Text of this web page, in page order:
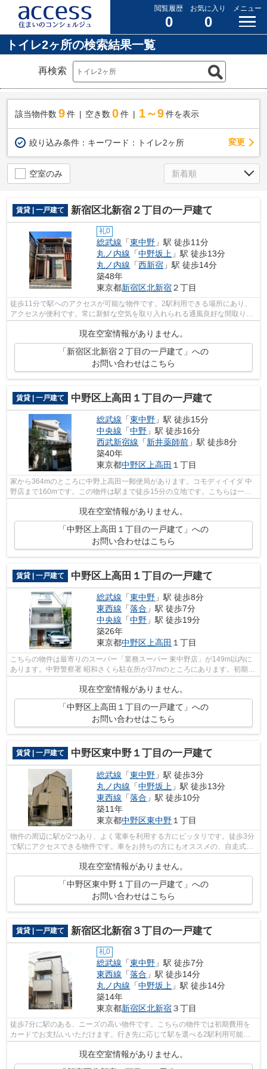
閲覧履歴
0
お気に入り
0
メニュー
トイレ2ヶ所の検索結果一覧
再検索
該当物件数 9件 空き数 0 件 1～9 件を表示
絞り込み条件： キーワード：トイレ2ヶ所 変更
空室のみ
賃貸 | 一戸建て 新宿区北新宿２丁目の一戸建て
礼0
総武線 「東中野 」駅 徒歩11分
丸ノ内線 「中野坂上 」駅 徒歩13分
丸ノ内線 「西新宿 」駅 徒歩14分
築48年
東京都新宿区北新宿２丁目
徒歩11分で駅へのアクセスが可能な物件です。2駅利用できる場所にあり、
アクセスが便利です。常に新鮮な空気を取り入れられる通風良好な間取りの
現在空室情報がありません。
「新宿区北新宿２丁目の一戸建て」への
お問い合わせはこちら
賃貸 | 一戸建て 中野区上高田１丁目の一戸建て
総武線 「東中野 」駅 徒歩15分
中央線 「中野 」駅 徒歩16分
西武新宿線 「新井薬師前 」駅 徒歩8分
築40年
東京都中野区上高田 １丁目
家から364mのところに中野上高田一郵便局があります。コモディイイダ 中
野店まで160mです。この物件は駅まで徒歩15分の立地です。こちらは一戸
現在空室情報がありません。
「中野区上高田１丁目の一戸建て」への
お問い合わせはこちら
賃貸 | 一戸建て 中野区上高田１丁目の一戸建て
総武線 「東中野 」駅 徒歩8分
東西線 「落合 」駅 徒歩7分
中央線 「中野 」駅 徒歩19分
築26年
東京都中野区 上高田 １丁目
こちらの物件は最寄りのスーパー「業務スーパー 東中野店」が149m以内に
あります。中野警察署 昭和さくら駐在所が37mのところにあります。初期費
用のカード決済ができます。3駅利用で...
現在空室情報がありません。
「中野区上高田１丁目の一戸建て」への
お問い合わせはこちら
賃貸 | 一戸建て 中野区東中野１丁目の一戸建て
総武線 「東中野 」駅 徒歩3分
丸ノ内線 「中野坂上 」駅 徒歩13分
東西線 「落合 」駅 徒歩10分
築11年
東京都中野区東中野 １丁目
物件の周辺に駅が2つあり、よく電車を利用する方にピッタリです。徒歩3分
で駅にアクセスできる物件です。車をお持ちの方にもオススメの、自走式駐
現在空室情報がありません。
「中野区東中野１丁目の一戸建て」への
お問い合わせはこちら
賃貸 | 一戸建て 新宿区北新宿３丁目の一戸建て
礼0
総武線 「東中野 」駅 徒歩7分
東西線 「落合 」駅 徒歩14分
丸ノ内線 「中野坂上 」駅 徒歩14分
築14年
東京都新宿区北新宿３丁目
徒歩7分に駅のある、ニーズの高い物件です。こちらの物件では初期費用を
カードでお支払いいただけます。行き先に応じて駅を選べる2駅利用可能な
現在空室情報がありません。